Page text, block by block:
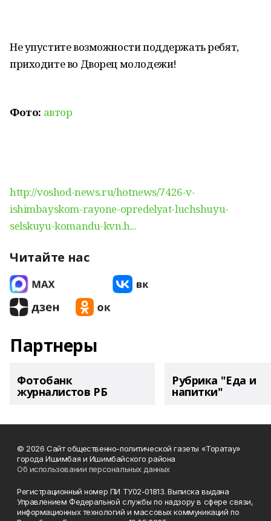
Не упустите возможности поддержать ребят,
приходите во Дворец молодежи!
Фото: автор
http://voshod-news.ru/hotnews/7426-v-
ishimbayskom-rayone-opredelyat-luchshuyu-
selskuyu-komandu-kvn.h...
Читайте нас
Партнеры
Фотобанк
журналистов РБ
Рубрика "Еда и
напитки"
© 2026 Сайт общественно-политической газеты «Торатау»
города Ишимбая и Ишимбайского района
Об использовании персональных данных
Регистрационный номер ПИ ТУ02-01813. Выписка выдана
Управлением Федеральной службы по надзору в сфере связи,
информационных технологий и массовых коммуникаций по